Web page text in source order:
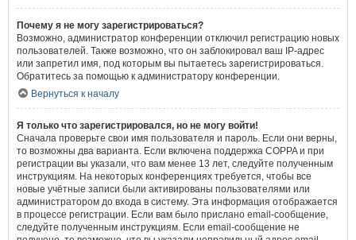
Почему я не могу зарегистрироваться?
Возможно, администратор конференции отключил регистрацию новых
пользователей. Также возможно, что он заблокировал ваш IP-адрес
или запретил имя, под которым вы пытаетесь зарегистрироваться.
Обратитесь за помощью к администратору конференции.
Вернуться к началу
Я только что зарегистрировался, но не могу войти!
Сначала проверьте свои имя пользователя и пароль. Если они верны,
то возможны два варианта. Если включена поддержка COPPA и при
регистрации вы указали, что вам менее 13 лет, следуйте полученным
инструкциям. На некоторых конференциях требуется, чтобы все
новые учётные записи были активированы пользователями или
администратором до входа в систему. Эта информация отображается
в процессе регистрации. Если вам было прислано email-сообщение,
следуйте полученным инструкциям. Если email-сообщение не